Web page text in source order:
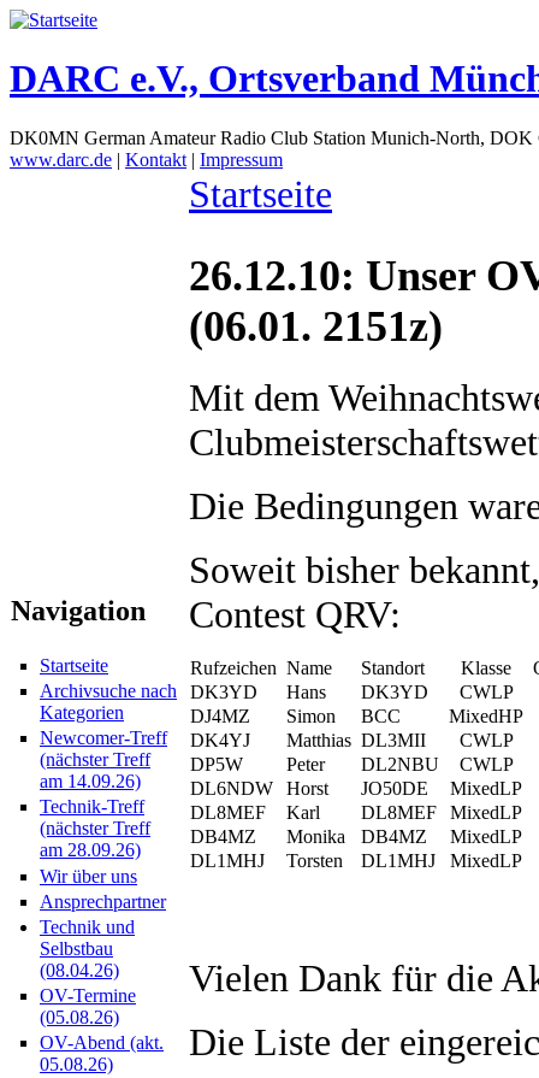
DARC e.V., Ortsverband
DK0MN German Amateur Radio Club Station Munich-North,
www.darc.de | Kontakt | Impressum
Navigation
Startseite
Archivsuche nach
Kategorien
Newcomer-Treff
(nächster Treff
am 14.09.26)
Technik-Treff
(nächster Treff
am 28.09.26)
Wir über uns
Ansprechpartner
Technik und
Selbstbau
(08.04.26)
OV-Termine
(05.08.26)
OV-Abend (akt.
05.08.26)
Startseite
26.12.10: Unser
(06.01. 2151z)
Mit dem
Die Bedingungen
Soweit bisher
Contest QRV:
Rufzeichen Name Standort Klasse
DK3YD
Hans DK3YD
CWLP
DJ4MZ
Simon BCC
MixedHP
DK4YJ
Matthias DL3MII
CWLP
DP5W
Peter DL2NBU
CWLP
DL6NDW
Horst JO50DE
MixedLP
DL8MEF
Karl DL8MEF
MixedLP
DB4MZ
Monika DB4MZ
MixedLP
DL1MHJ
Torsten DL1MHJ MixedLP
Vielen Dank für die
Die Liste der